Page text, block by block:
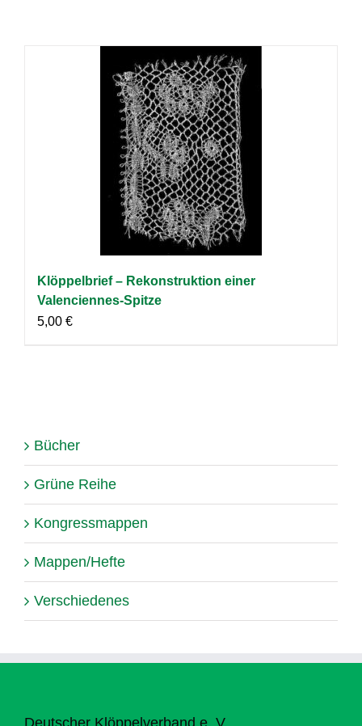
Klöppelbrief – Rekonstruktion einer
Valenciennes-Spitze
5,00 €
Bücher
Grüne Reihe
Kongressmappen
Mappen/Hefte
Verschiedenes
Deutscher Klöppelverband e. V.